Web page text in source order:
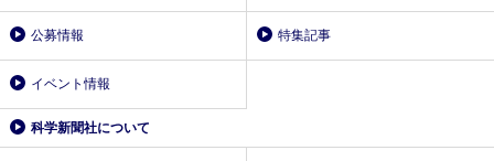
公募情報 特集記事
イベント情報
科学新聞社について